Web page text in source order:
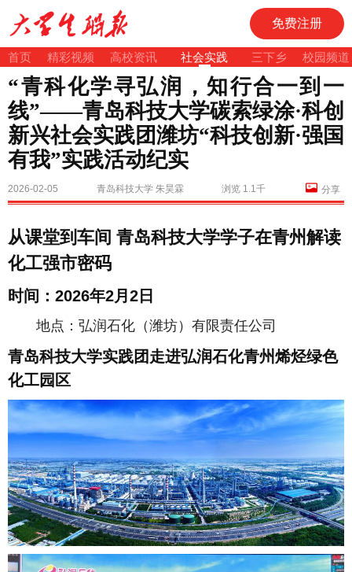
免费注册
首页 精彩视频 高校资讯 社会实践 三下乡 校园频道
“青科化学寻弘润，知行合一到一
线”——青岛科技大学碳索绿涂·科创
新兴社会实践团潍坊“科技创新·强国
有我”实践活动纪实
2026-02-05 青岛科技大学 朱昊霖 浏览 1.1千 分享
从课堂到车间 青岛科技大学学子在青州解读
化工强市密码
时间：2026年2月2日
地点：弘润石化（潍坊）有限责任公司
青岛科技大学实践团走进弘润石化青州烯烃绿色
化工园区